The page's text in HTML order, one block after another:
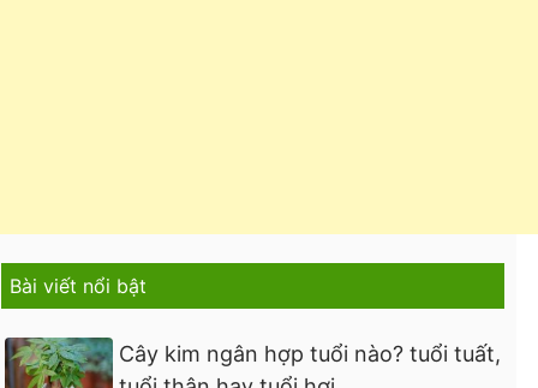
Bài viết nổi bật
Cây kim ngân hợp tuổi nào? tuổi tuất,